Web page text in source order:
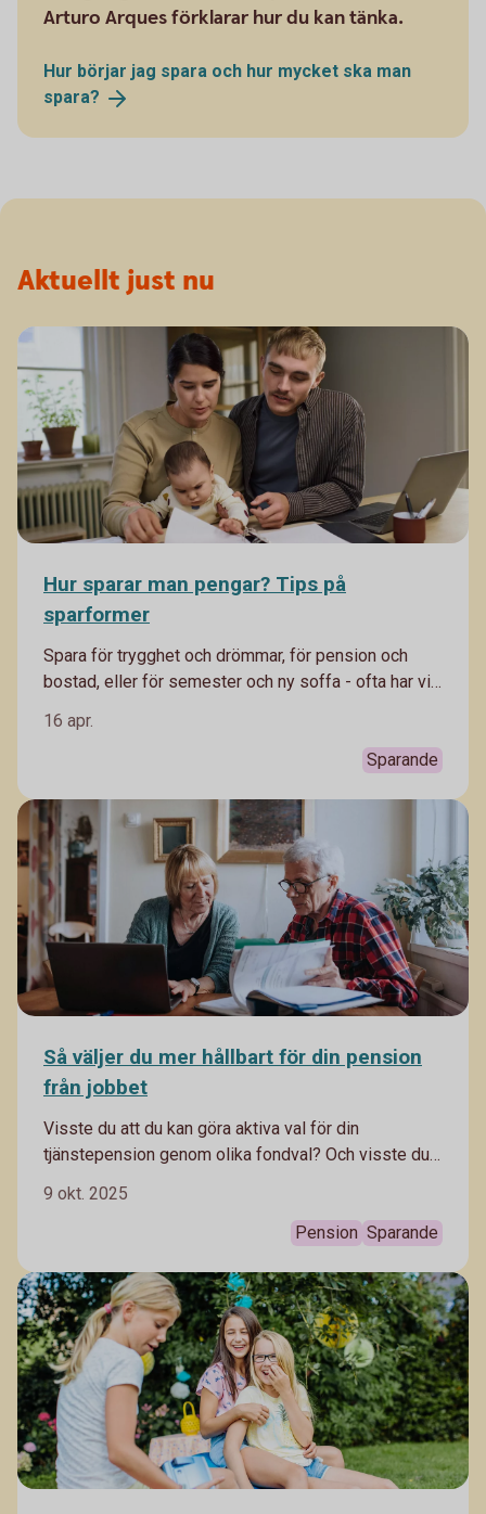
Arturo Arques förklarar hur du kan tänka.
Hur börjar jag spara och hur mycket ska man
spara?
Aktuellt just nu
Hur sparar man pengar? Tips på
sparformer
Spara för trygghet och drömmar, för pension och
bostad, eller för semester och ny soffa - ofta har vi
vara klokt att spara i olika sparformer. Häng med,
Madelén Falkenhäll, Swedbanks ekonom för
16 apr.
Sparande
Så väljer du mer hållbart för din pension
från jobbet
Visste du att du kan göra aktiva val för din
tjänstepension genom olika fondval? Och visste du
utveckling i samhället? Har du anställda kan du även
låta dem göra skillnad. Häng med – vi förklarar hur
9 okt. 2025
Pension Sparande